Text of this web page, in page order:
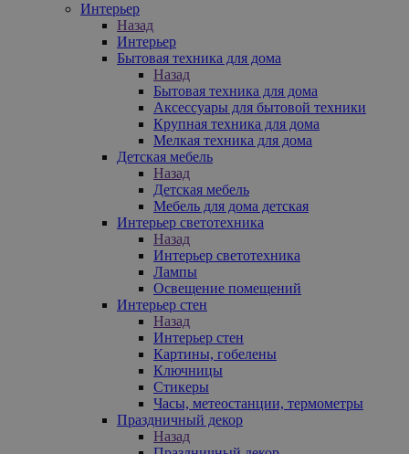
Интерьер
Назад
Интерьер
Бытовая техника для дома
Назад
Бытовая техника для дома
Аксессуары для бытовой техники
Крупная техника для дома
Мелкая техника для дома
Детская мебель
Назад
Детская мебель
Мебель для дома детская
Интерьер светотехника
Назад
Интерьер светотехника
Лампы
Освещение помещений
Интерьер стен
Назад
Интерьер стен
Картины, гобелены
Ключницы
Стикеры
Часы, метеостанции, термометры
Праздничный декор
Назад